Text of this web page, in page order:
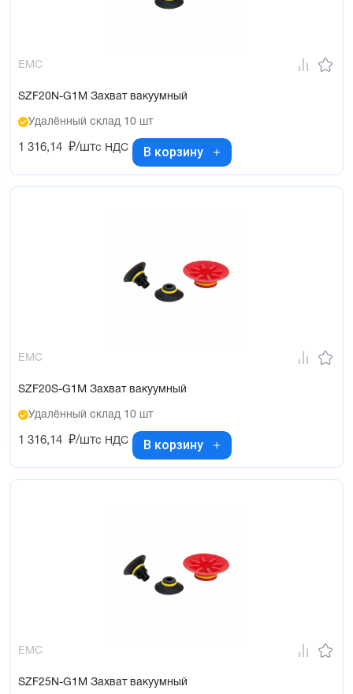
EMC
SZF20N-G1M Захват вакуумный
Удалённый склад 10 шт
1 316,14 ₽/штс НДС В корзину
EMC
SZF20S-G1M Захват вакуумный
Удалённый склад 10 шт
1 316,14 ₽/штс НДС В корзину
EMC
SZF25N-G1M Захват вакуумный